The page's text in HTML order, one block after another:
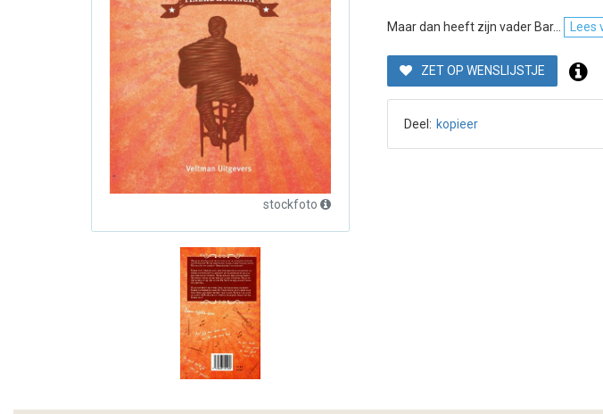
stockfoto
Maar dan heeft zijn vader Bar... Lees
ZET OP WENSLIJSTJE
Deel: kopieer